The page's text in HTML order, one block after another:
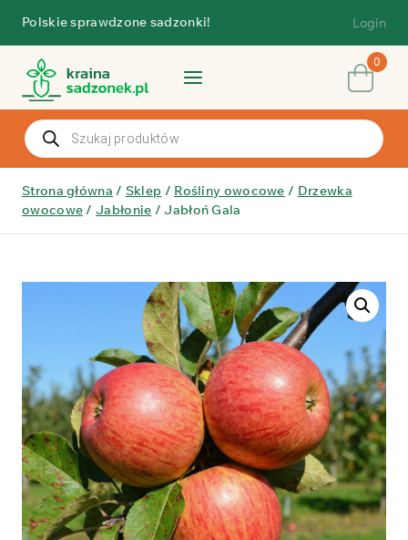
treści
Polskie sprawdzone sadzonki! Login
0
Wyszukiwarka
produktów
Strona główna / Sklep / Rośliny owocowe / Drzewka
owocowe / Jabłonie / Jabłoń Gala